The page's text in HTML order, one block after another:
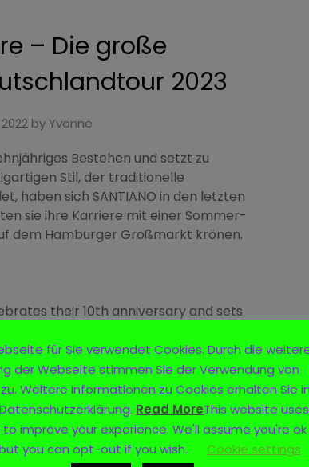
– Die große
2023
byYvonne
Bestehen und setzt zu
Stil, der traditionelle
haben sich SANTIANO in den letzten
sie ihre Karriere mit einer Sommer-
dem Hamburger Großmarkt krönen.
their 10th anniversary and sets
traditional sea shanties with
of their fans in recent years. Now
and a special concert event at the
für Sie verwendet Cookies. Durch die
der Webseite stimmen Sie der Verwendung von
Weitere Informationen zu Cookies erhalten Sie
Read MoreThis website uses
improve your experience. We'll assume you're ok
you can opt-out if you wish.
Cookie settings